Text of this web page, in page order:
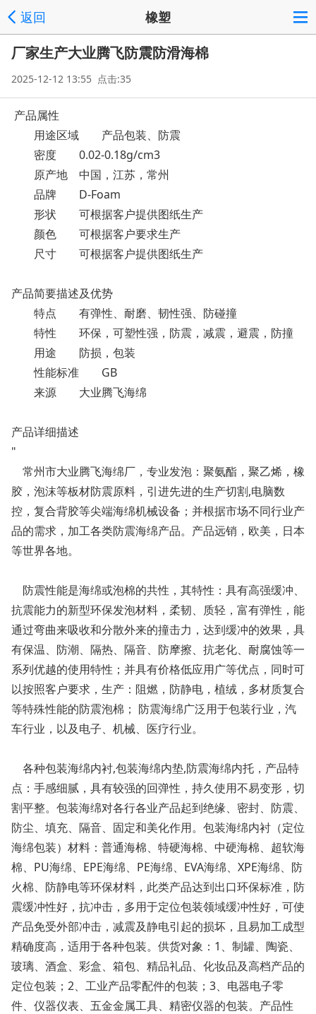
返回 橡塑
厂家生产大业腾飞防震防滑海棉
2025-12-12 13:55 点击:35
产品属性
用途区域
产品包装、防震
密度
0.02-0.18g/cm3
原产地
中国，江苏，常州
品牌
D-Foam
形状
可根据客户提供图纸生产
颜色
可根据客户要求生产
尺寸
可根据客户提供图纸生产
产品简要描述及优势
特点
有弹性、耐磨、韧性强、防碰撞
特性
环保，可塑性强，防震，减震，避震，防撞
用途
防损，包装
性能标准
GB
来源
大业腾飞海绵
产品详细描述
"
常州市大业腾飞海绵厂，专业发泡：聚氨酯，聚乙烯，橡
胶，泡沫等板材防震原料，引进先进的生产切割,电脑数
控，复合背胶等尖端海绵机械设备；并根据市场不同行业产
品的需求，加工各类防震海绵产品。产品远销，欧美，日本
等世界各地。
防震性能是海绵或泡棉的共性，其特性：具有高强缓冲、
抗震能力的新型环保发泡材料，柔韧、质轻，富有弹性，能
通过弯曲来吸收和分散外来的撞击力，达到缓冲的效果，具
有保温、防潮、隔热、隔音、防摩擦、抗老化、耐腐蚀等一
系列优越的使用特性；并具有价格低应用广等优点，同时可
以按照客户要求，生产：阻燃，防静电，植绒，多材质复合
等特殊性能的防震泡棉； 防震海绵广泛用于包装行业，汽
车行业，以及电子、机械、医疗行业。
各种包装海绵内衬,包装海绵内垫,防震海绵内托，产品特
点：手感细腻，具有较强的回弹性，持久使用不易变形，切
割平整。包装海绵对各行各业产品起到绝缘、密封、防震、
防尘、填充、隔音、固定和美化作用。包装海绵内衬（定位
海绵包装）材料：普通海棉、特硬海棉、中硬海棉、超软海
棉、PU海绵、EPE海绵、PE海绵、EVA海绵、XPE海绵、防
火棉、防静电等环保材料，此类产品达到出口环保标准，防
震缓冲性好，抗冲击，多用于定位包装领域缓冲性好，可使
产品免受外部冲击，减震及静电引起的损坏，且易加工成型
精确度高，适用于各种包装。供货对象：1、制罐、陶瓷、
玻璃、酒盒、彩盒、箱包、精品礼品、化妆品及高档产品的
定位包装；2、工业产品零配件的包装；3、电器电子零
件、仪器仪表、五金金属工具、精密仪器的包装。产品性